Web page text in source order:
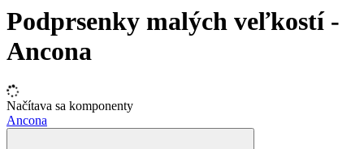
Podprsenky malých veľkostí -
Ancona
Načítava sa komponenty
Ancona